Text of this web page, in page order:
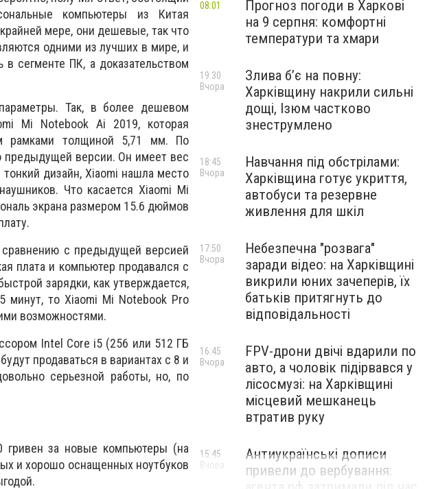
компьютеры из Китая
мере, они дешевые, так что
одними из лучших в мире, и
сегменте ПК, а доказательством
Так, в более дешевом
Mi Notebook Ai 2019, которая
рамками толщиной 5,71 мм. По
предыдущей версии. Он имеет вес
дизайн, Xiaomi нашла место
Что касается Xiaomi Mi
экрана размером 15.6 дюймов
сравнению с предыдущей версией
плата и компьютер продавался с
зарядки, как утверждается,
минут, то Xiaomi Mi Notebook Pro
возможностями.
Intel Core i5 (256 или 512 ГБ
продаваться в вариантах с 8 и
серьезной работы, но, по
за новые компьютеры (на
и хорошо оснащенных ноутбуков
Прогноз погоди в Харкові
на 9 серпня: комфортні
температури та хмари
08:01
Злива б’є на повну:
Харківщину накрили сильні
дощі, Ізюм частково
знеструмлено
19:30
Вчора
Навчання під обстрілами:
Харківщина готує укриття,
автобуси та резервне
живлення для шкіл
18:45
Вчора
Небезпечна "розвага"
заради відео: на Харківщині
викрили юних зачеперів, їх
батьків притягнуть до
відповідальності
17:50
Вчора
FPV-дрони двічі вдарили по
авто, а чоловік підірвався у
лісосмузі: на Харківщині
місцевий мешканець
втратив руку
16:45
Вчора
Антиукраїнські дописи
привели до вербування:
15:45
Вчора